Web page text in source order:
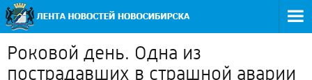
Роковой день. Одна из
пострадавших в страшной аварии